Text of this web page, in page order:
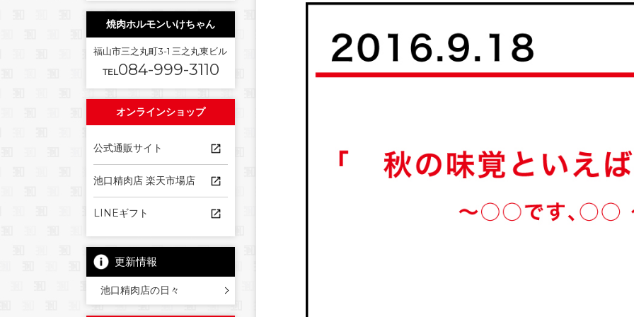
焼肉ホルモンいけちゃん
福山市三之丸町3-1 三之丸東ビル
TEL084-999-3110
オンラインショップ
公式通販サイト
池口精肉店 楽天市場店
LINEギフト
更新情報
池口精肉店の日々